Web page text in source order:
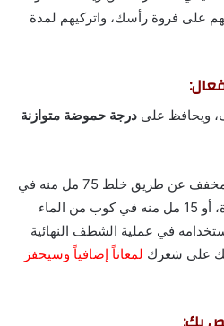
على فروة رأسك، واتركيهم لمدة
ويحافظ على درجة حموضة متوازنة
ابدأي بصنع محلول مخفف عن طريق خلط 75 مل منه في
لتر واحد من الماء لجرعة كبيرة، أو 15 مل منه في كوب من الماء
في عملية الشطف النهائية
على شعرك لمعاناً إضافياً وسيحفز